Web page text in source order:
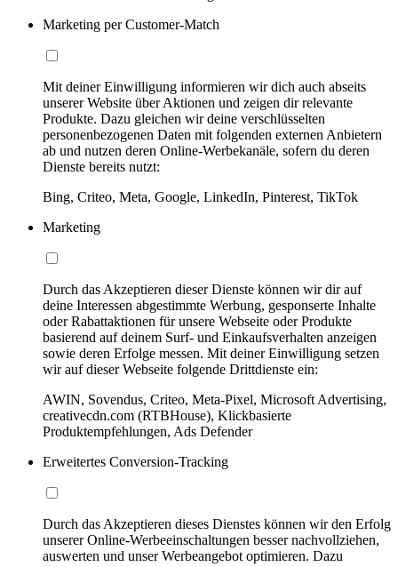
Marketing per Customer-Match
Mit deiner Einwilligung informieren wir dich auch abseits
unserer Website über Aktionen und zeigen dir relevante
Produkte. Dazu gleichen wir deine verschlüsselten
personenbezogenen Daten mit folgenden externen Anbietern
ab und nutzen deren Online-Werbekanäle, sofern du deren
Dienste bereits nutzt:
Bing, Criteo, Meta, Google, LinkedIn, Pinterest, TikTok
Marketing
Durch das Akzeptieren dieser Dienste können wir dir auf
deine Interessen abgestimmte Werbung, gesponserte Inhalte
oder Rabattaktionen für unsere Webseite oder Produkte
basierend auf deinem Surf- und Einkaufsverhalten anzeigen
sowie deren Erfolge messen. Mit deiner Einwilligung setzen
wir auf dieser Webseite folgende Drittdienste ein:
AWIN, Sovendus, Criteo, Meta-Pixel, Microsoft Advertising,
creativecdn.com (RTBHouse), Klickbasierte
Produktempfehlungen, Ads Defender
Erweitertes Conversion-Tracking
Durch das Akzeptieren dieses Dienstes können wir den Erfolg
unserer Online-Werbeeinschaltungen besser nachvollziehen,
auswerten und unser Werbeangebot optimieren. Dazu